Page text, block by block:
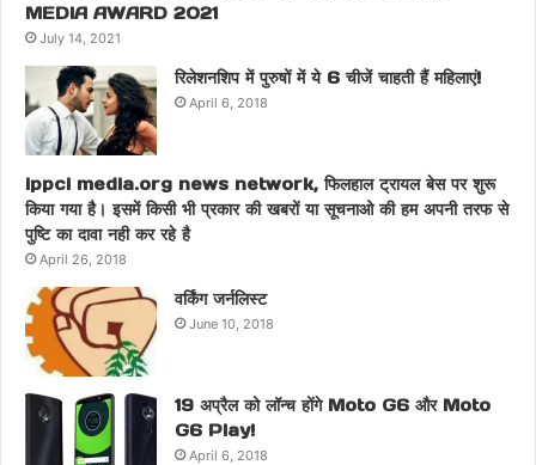
MEDIA AWARD 2021
July 14, 2021
रिलेशनशिप में पुरुषों में ये 6 चीजें चाहती हैं महिलाएं!
April 6, 2018
ippci media.org news network, फिलहाल ट्रायल बेस पर शुरू
किया गया है। इसमें किसी भी प्रकार की खबरों या सूचनाओ की हम अपनी तरफ से
पुष्टि का दावा नही कर रहे है
April 26, 2018
वर्किंग जर्नलिस्ट
June 10, 2018
19 अप्रैल को लॉन्च होंगे Moto G6 और Moto
G6 Play!
April 6, 2018